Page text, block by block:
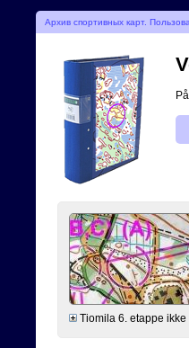
Архив спортивных карт.
Tiomila 6. etappe